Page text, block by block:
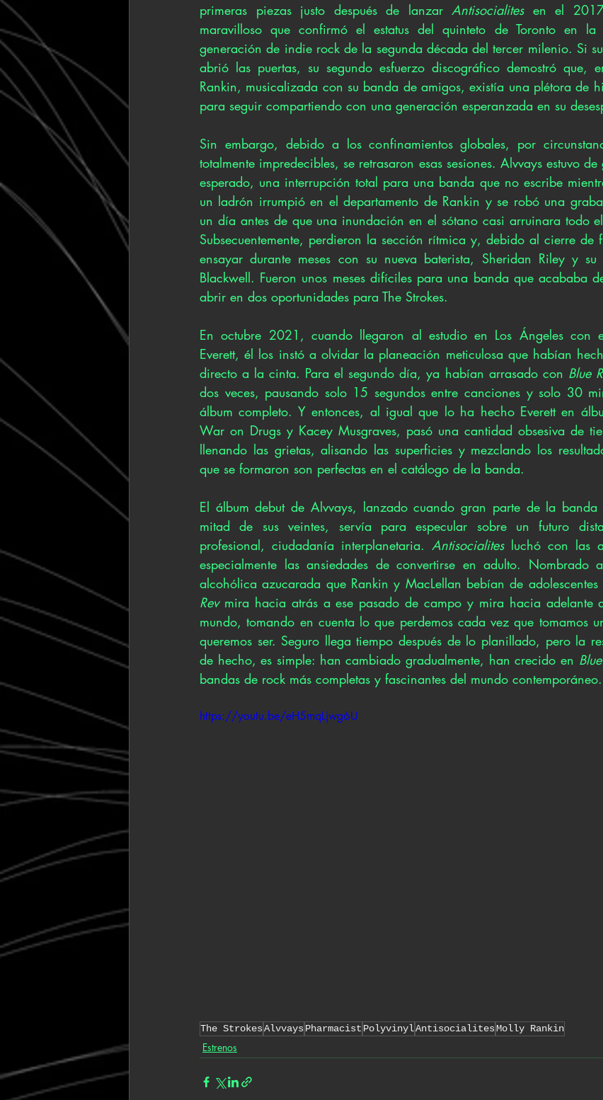
primeras piezas justo después de lanzar Antisocialites en el
maravilloso que confirmó el estatus del quinteto de Toronto en
generación de indie rock de la segunda década del tercer milenio. Si
abrió las puertas, su segundo esfuerzo discográfico demostró que,
Rankin, musicalizada con su banda de amigos, existía una plétora de
para seguir compartiendo con una generación esperanzada en su
Sin embargo, debido a los confinamientos globales, por
totalmente impredecibles, se retrasaron esas sesiones. Alvvays estuvo
esperado, una interrupción total para una banda que no escribe
un ladrón irrumpió en el departamento de Rankin y se robó una
un día antes de que una inundación en el sótano casi arruinara todo
Subsecuentemente, perdieron la sección rítmica y, debido al cierre de
ensayar durante meses con su nueva baterista, Sheridan Riley y
Blackwell. Fueron unos meses difíciles para una banda que acababa
abrir en dos oportunidades para The Strokes.
En octubre 2021, cuando llegaron al estudio en Los Ángeles con
Everett, él los instó a olvidar la planeación meticulosa que habían
directo a la cinta. Para el segundo día, ya habían arrasado con Blue
dos veces, pausando solo 15 segundos entre canciones y solo 30
álbum completo. Y entonces, al igual que lo ha hecho Everett en
War on Drugs y Kacey Musgraves, pasó una cantidad obsesiva de
llenando las grietas, alisando las superficies y mezclando los
que se formaron son perfectas en el catálogo de la banda.
El álbum debut de Alvvays, lanzado cuando gran parte de la
mitad de sus veintes, servía para especular sobre un futuro
profesional, ciudadanía interplanetaria. Antisocialites luchó con las
especialmente las ansiedades de convertirse en adulto.
alcohólica azucarada que Rankin y MacLellan bebían de adolescentes
Rev mira hacia atrás a ese pasado de campo y mira hacia adelante
mundo, tomando en cuenta lo que perdemos cada vez que tomamos
queremos ser. Seguro llega tiempo después de lo planillado, pero la
de hecho, es simple: han cambiado gradualmente, han crecido en
bandas de rock más completas y fascinantes del mundo contemporáneo.
https://youtu.be/eH5mqLjwg6U
The StrokesAlvvaysPharmacist PolyvinylAntisocialitesMolly Rankin
Estrenos